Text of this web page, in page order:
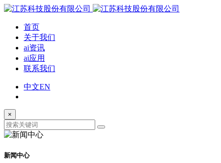
首页
关于我们
ai资讯
ai应用
联系我们
中文EN
×
新闻中心